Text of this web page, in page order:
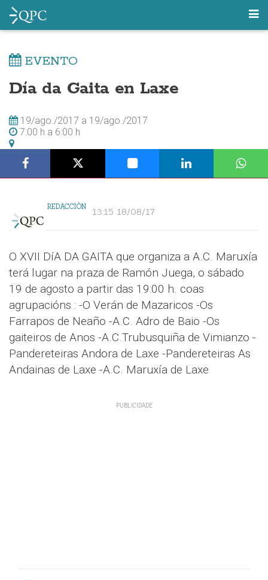
EVENTO
Día da Gaita en Laxe
19/ago./2017 a 19/ago./2017
7:00 h a 6:00 h
REDACCIÓN 13:15 18/08/17
O XVII DíA DA GAITA que organiza a A.C. Maruxía
terá lugar na praza de Ramón Juega, o sábado
19 de agosto a partir das 19:00 h. coas
agrupacións : -O Verán de Mazaricos -Os
Farrapos de Neaño -A.C. Adro de Baio -Os
gaiteiros de Anos -A.C.Trubusquiña de Vimianzo -
Pandereteiras Andora de Laxe -Pandereteiras As
Andainas de Laxe -A.C. Maruxía de Laxe